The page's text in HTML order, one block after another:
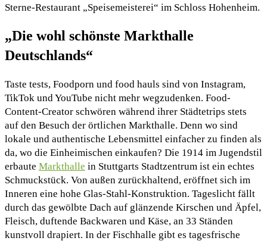
Sterne-Restaurant „Speisemeisterei“ im Schloss Hohenheim.
„Die wohl schönste Markthalle
Deutschlands“
Taste tests, Foodporn und food hauls sind von Instagram,
TikTok und YouTube nicht mehr wegzudenken. Food-
Content-Creator schwören während ihrer Städtetrips stets
auf den Besuch der örtlichen Markthalle. Denn wo sind
lokale und authentische Lebensmittel einfacher zu finden als
da, wo die Einheimischen einkaufen? Die 1914 im Jugendstil
erbaute Markthalle in Stuttgarts Stadtzentrum ist ein echtes
Schmuckstück. Von außen zurückhaltend, eröffnet sich im
Inneren eine hohe Glas-Stahl-Konstruktion. Tageslicht fällt
durch das gewölbte Dach auf glänzende Kirschen und Äpfel,
Fleisch, duftende Backwaren und Käse, an 33 Ständen
kunstvoll drapiert. In der Fischhalle gibt es tagesfrische